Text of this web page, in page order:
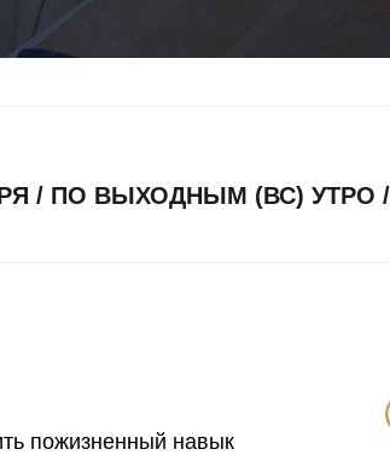
/ ПО ВЫХОДНЫМ (ВС) УТРО /
пожизненный навык